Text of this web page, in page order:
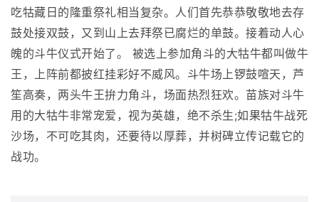
吃牯藏日的隆重祭礼相当复杂。人们首先恭恭敬敬地去存
鼓处接双鼓，又到山上去拜祭已腐烂的单鼓。接着动人心
魄的斗牛仪式开始了。 被选上参加角斗的大牯牛都叫做牛
王，上阵前都披红挂彩好不威风。斗牛场上锣鼓喧天，芦
笙高奏，两头牛王拚力角斗，场面热烈狂欢。苗族对斗牛
用的大牯牛非常宠爱，视为英雄，绝不杀生;如果牯牛战死
沙场，不可吃其肉，还要待以厚葬，并树碑立传记载它的
战功。